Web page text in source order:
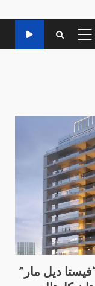
PRIMARY
ديل مار”